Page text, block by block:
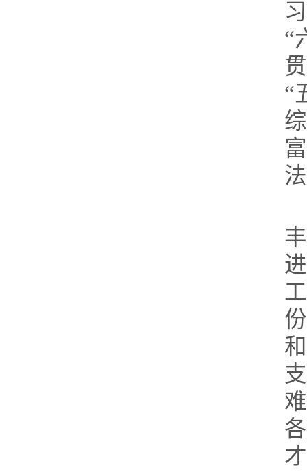
“
“